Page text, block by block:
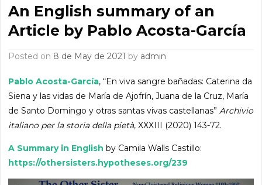
An English summary of an
Article by Pablo Acosta-García
Posted on 8 de May de 2021 by admin
Pablo Acosta-García, “En viva sangre bañadas: Caterina da
Siena y las vidas de María de Ajofrín, Juana de la Cruz, María
de Santo Domingo y otras santas vivas castellanas” Archivio
italiano per la storia della pietà, XXXIII (2020) 143-72.
A Summary in English by Camila Walls Castillo:
https://othersisters.hypotheses.org/239